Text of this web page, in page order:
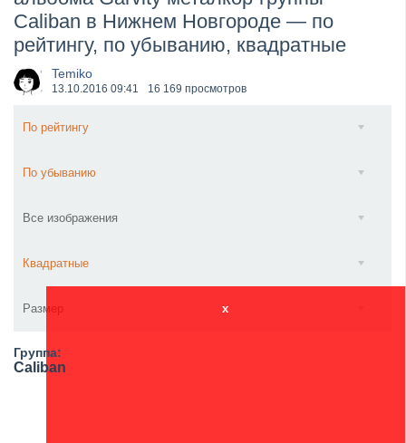
Wacken Open Air 2026 объявили последние одиннад...
Caliban в Нижнем Новгороде — по
рейтингу, по убыванию, квадратные
Temiko
13.10.2016 09:41 16 169 просмотров
По рейтингу
По убыванию
Все изображения
Квадратные
Размер x
Группа:
Caliban